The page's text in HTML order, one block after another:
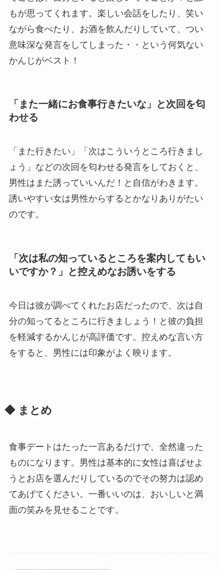
もが思ってくれます。楽しい会話をしたり、笑い
ながら食べたり、お酒を飲んだりしていて、つい
意味深な発言をしてしまった・・という何気ない
かんじがベスト！
「また一緒にお食事行きたいな」と次回を匂
わせる
「また行きたい」「次はこういうところ行きまし
ょう」などの次回を匂わせる発言をしておくと、
男性はまた誘っていいんだ！と自信がわきます。
誘いやすい女は男性からするとかなりありがたい
のです。
「次は私の知っているところを案内してもい
いですか？」と控えめなお誘いをする
今日は彼が調べてくれたお店だったので、次は自
分の知ってるところに行きましょう！と彼の負担
を軽減するかんじが高評価です。控えめな言い方
をすると、男性には印象がよく映ります。
◆ まとめ
食事デートはたった一言あるだけで、全然違った
ものになります。男性は基本的に女性は喜ばせよ
うとお店を選んだりしているのでその努力は認め
てあげてください。一番いいのは、おいしいと満
面の笑みを見せることです。